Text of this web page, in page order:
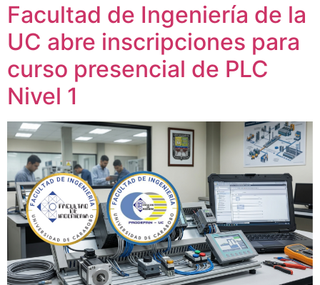
Facultad de Ingeniería de la
UC abre inscripciones para
curso presencial de PLC
Nivel 1